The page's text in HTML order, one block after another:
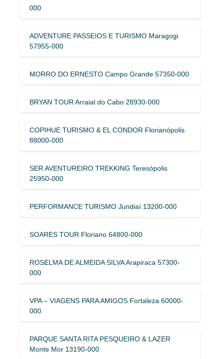
000
ADVENTURE PASSEIOS E TURISMO Maragogi
57955-000
MORRO DO ERNESTO Campo Grande 57350-000
BRYAN TOUR Arraial do Cabo 28930-000
COPIHUE TURISMO & EL CONDOR Florianópolis
88000-000
SER AVENTUREIRO TREKKING Teresópolis
25950-000
PERFORMANCE TURISMO Jundiaí 13200-000
SOARES TOUR Floriano 64800-000
ROSELMA DE ALMEIDA SILVA Arapiraca 57300-
000
VPA – VIAGENS PARA AMIGOS Fortaleza 60000-
000
PARQUE SANTA RITA PESQUEIRO & LAZER
Monte Mor 13190-000